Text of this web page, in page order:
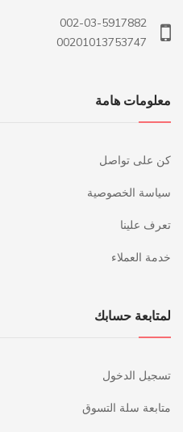
002-03-5917882
00201013753747
معلومات هامة
كن على تواصل
سياسة الخصوصية
تعرف علينا
خدمة العملاء
لمتابعة حسابك
تسجيل الدخول
متابعة سلة التسوق